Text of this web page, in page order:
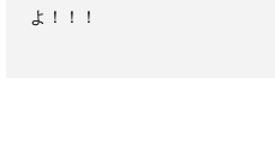
よ！！！